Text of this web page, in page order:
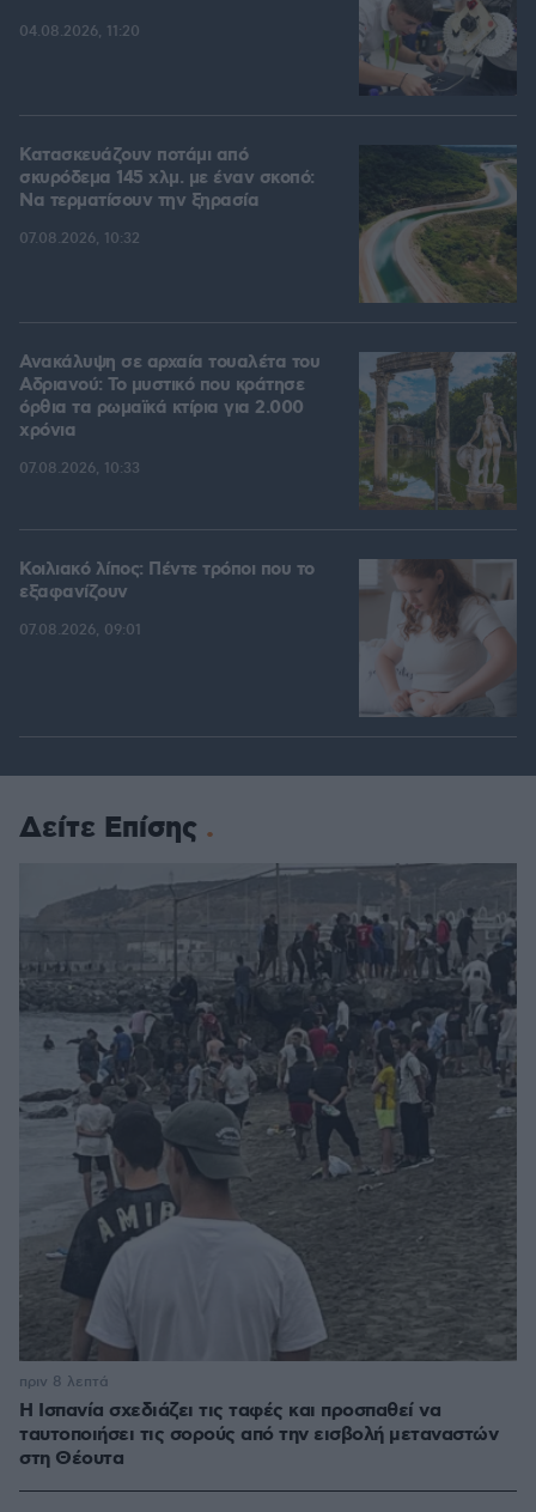
04.08.2026, 11:20
Κατασκευάζουν ποτάμι από
σκυρόδεμα 145 χλμ. με έναν σκοπό:
Να τερματίσουν την ξηρασία
07.08.2026, 10:32
Ανακάλυψη σε αρχαία τουαλέτα του
Αδριανού: Το μυστικό που κράτησε
όρθια τα ρωμαϊκά κτίρια για 2.000
χρόνια
07.08.2026, 10:33
Κοιλιακό λίπος: Πέντε τρόποι που το
εξαφανίζουν
07.08.2026, 09:01
Δείτε Επίσης
Η Ισπανία σχεδιάζει τις ταφές και προσπαθεί να
ταυτοποιήσει τις σορούς από την εισβολή μεταναστών
στη Θέουτα
πριν 8 λεπτά